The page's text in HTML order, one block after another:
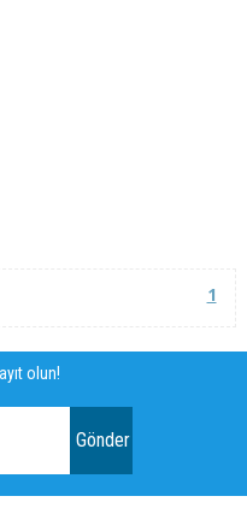
1
olun!
Gönder